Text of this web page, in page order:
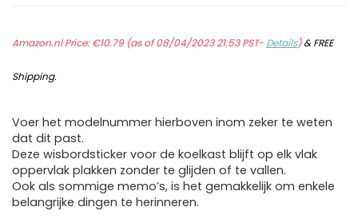
Amazon.nl Price:€10.79(as of 08/04/2023 21:53 PST- Details)&FREE
Shipping.
Voer het modelnummer hierboven inom zeker te weten
dat dit past.
Deze wisbordsticker voor de koelkast blijft op elk vlak
oppervlak plakken zonder te glijden of te vallen.
Ook als sommige memo’s, is het gemakkelijk om enkele
belangrijke dingen te herinneren.